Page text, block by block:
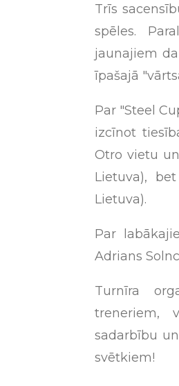
Trīs
spēles.
jaunajiem
īpašajā
Par "Steel
izcīnot
Otro vietu
Lietuva),
Lietuva).
Par
Adrians
Turnīra
treneriem,
sadarbību
svētkiem!